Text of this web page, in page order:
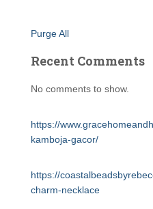
Purge All
Recent Comments
No comments to show.
https://
kamboja-gacor/
https://
charm-necklace